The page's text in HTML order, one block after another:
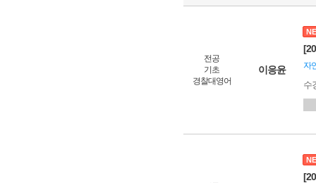
전공
기초
경찰대영어
이응윤 자
수